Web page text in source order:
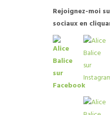
Rejoignez-moi
sociaux en